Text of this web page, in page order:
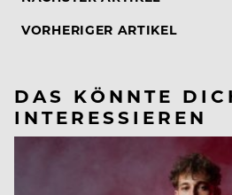
VORHERIGER ARTIKEL
DAS KÖNNTE
INTERESSIEREN